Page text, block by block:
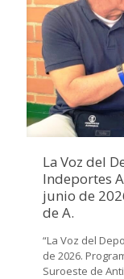
La Voz del
Indeportes
junio de
de A.
“La Voz del
de 2026.
Suroeste de